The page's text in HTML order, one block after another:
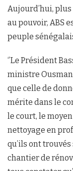
Aujourd’hui, plus
au pouvoir, ABS
peuple
‘’Le Président
ministre
que celle de
mérite dans le
le court, le
nettoyage en
qu’ils ont
chantier de